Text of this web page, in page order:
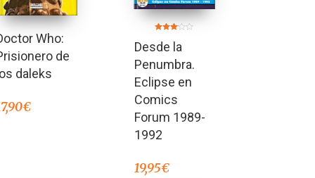
Who:
de
daleks
€
en
3.00
Desde la
Penumbra.
Eclipse en
Comics
Forum 1989-
1992
19,95€